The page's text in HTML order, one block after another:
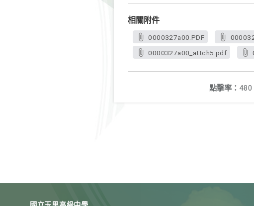
相關附件
0000327a00.PDF
0000327a00_attch5.pdf
點擊率： 480